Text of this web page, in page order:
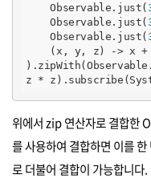
    Observable.just(
    Observable.just(
    Observable.just(
z *
위에서 zip 연산자로 결합
를 사용하여 결합하면 이를
로 더불어 결합이 가능합니다.